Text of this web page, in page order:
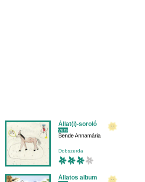
Állat(i)-soroló
vers
Bende Annamária
Dobszerda
Állatos album